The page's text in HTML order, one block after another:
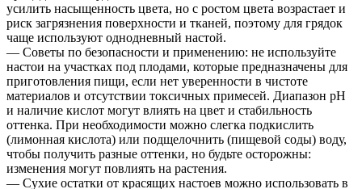
усилить насыщенность цвета, но с ростом цвета возрастает и
риск загрязнения поверхности и тканей, поэтому для грядок
чаще используют однодневный настой.
— Советы по безопасности и применению: не используйте
настои на участках под плодами, которые предназначены для
приготовления пищи, если нет уверенности в чистоте
материалов и отсутствии токсичных примесей. Диапазон pH
и наличие кислот могут влиять на цвет и стабильность
оттенка. При необходимости можно слегка подкислить
(лимонная кислота) или подщелочнить (пищевой соды) воду,
чтобы получить разные оттенки, но будьте осторожны:
изменения могут повлиять на растения.
— Сухие остатки от красящих настоев можно использовать в